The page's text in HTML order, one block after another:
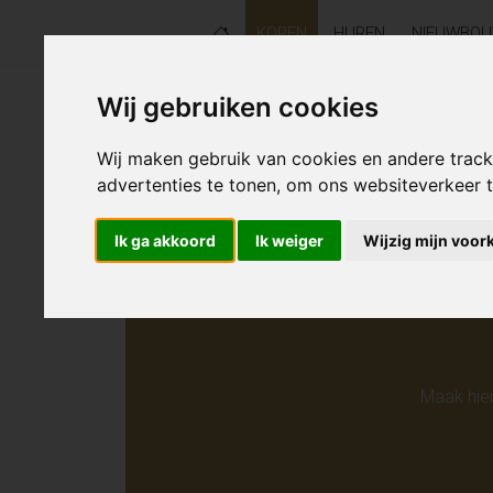
Wij gebruiken cookies
Wij maken gebruik van cookies en andere
advertenties te tonen, om ons websiteverkeer
Ik ga akkoord Ik weiger Wijzig mijn
KOPEN HUREN
Helaas
Maak